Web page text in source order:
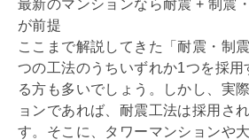
最新のマンションなら耐震 + 制震
が前提
ここまで解説してきた「耐震 ・ 制震
つの工法のうちいずれか1つを採
る方も多いでしょう。しかし、実
ョンであれば、 耐震工法は採用さ
す。そこに、タワーマンションや